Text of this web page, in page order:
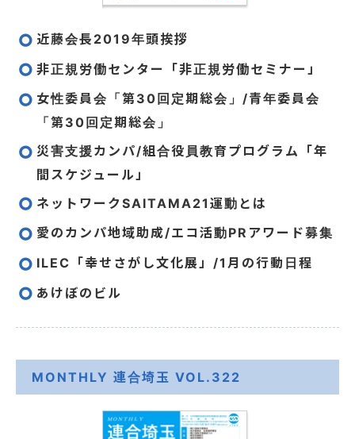
近藤会長2019年頭挨拶
非正規労働センター「非正規労働セミナー」
女性委員会「第30回定期総会」/青年委員会
「第30回定期総会」
災害支援カンパ/組合役員教育プログラム「年
間スケジュール」
ネットワークSAITAMA21運動とは
愛のカンパ地域助成/エコ活動PRアワード募集
ILEC「幸せさがし文化展」/1月の行動日程
あけぼのビル
MONTHLY 連合埼玉 VOL.322